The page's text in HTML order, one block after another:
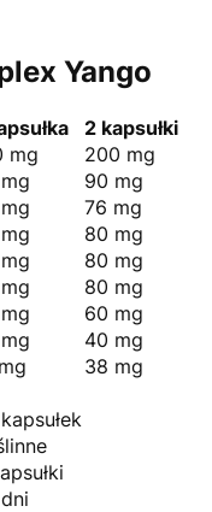
Yango
2 kapsułki
mg
200 mg
90 mg
76 mg
80 mg
80 mg
80 mg
60 mg
40 mg
38 mg